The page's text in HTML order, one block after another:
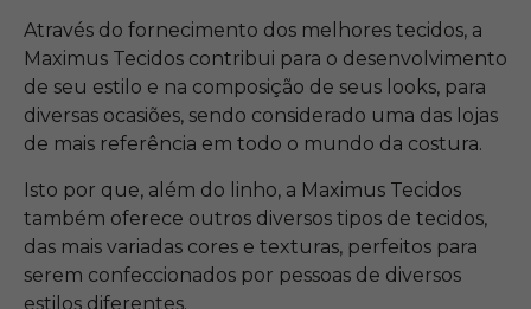
Através do fornecimento dos melhores tecidos, a
Maximus Tecidos contribui para o desenvolvimento
de seu estilo e na composição de seus looks, para
diversas ocasiões, sendo considerado uma das lojas
de mais referência em todo o mundo da costura.
Isto por que, além do linho, a Maximus Tecidos
também oferece outros diversos tipos de tecidos,
das mais variadas cores e texturas, perfeitos para
serem confeccionados por pessoas de diversos
estilos diferentes.